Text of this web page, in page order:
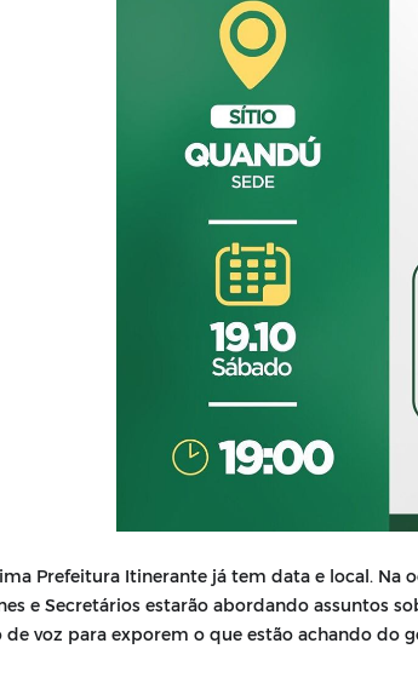
Prefeitura Itinerante já tem data e local. Na
e Secretários estarão abordando assuntos
de voz para exporem o que estão achando do